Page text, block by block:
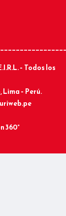
– Todos los
– Perú.
360°